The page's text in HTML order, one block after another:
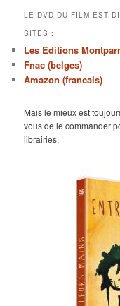
LE DVD DU FILM EST
SITES :
Les Editions
Fnac (belges)
Amazon (francais)
Mais le mieux est
vous de le commander
librairies.